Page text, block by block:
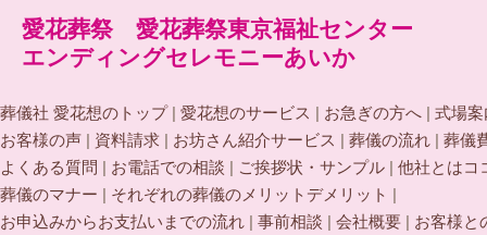
愛花葬祭 愛花葬祭東京福祉センター
エンディングセレモニーあいか
葬儀社 愛花想のトップ| 愛花想のサービス | お急ぎの方へ | 式場
お客様の声 | 資料請求 | お坊さん紹介サービス | 葬儀の流れ | 葬儀
よくある質問 | お電話での相談 | ご挨拶状・サンプル | 他社とはコ
葬儀のマナー | それぞれの葬儀のメリットデメリット |
お申込みからお支払いまでの流れ | 事前相談 | 会社概要 | お客様と